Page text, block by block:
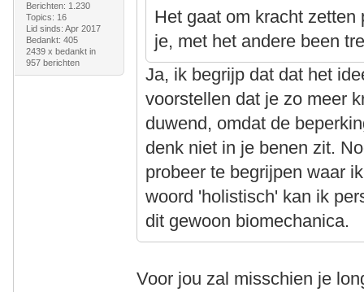
Berichten: 1.230
Topics: 16
Lid sinds: Apr 2017
Bedankt: 405
2439 x bedankt in
957 berichten
Het gaat om kracht
je, met het andere been
Ja, ik begrijp dat dat het
voorstellen dat je zo meer
duwend, omdat de
denk niet in je benen zit.
probeer te begrijpen waar
woord 'holistisch' kan ik
dit gewoon biomechanica.
Voor jou zal misschien je